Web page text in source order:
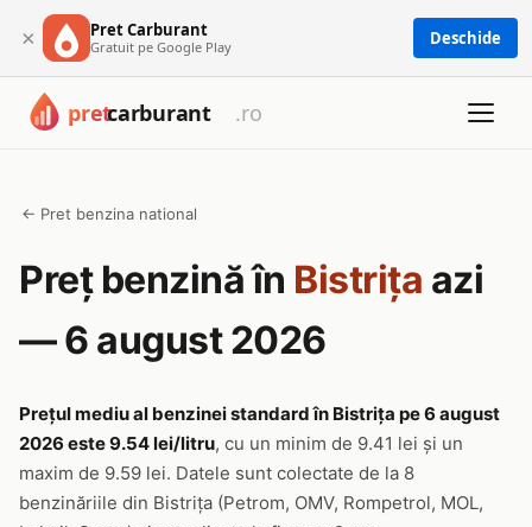
× Pret Carburant
Gratuit pe Google Play Deschide
← Pret benzina national
Preț benzină în Bistriţa azi
— 6 august 2026
Prețul mediu al benzinei standard în Bistriţa pe 6 august
2026 este 9.54 lei/litru, cu un minim de 9.41 lei și un
maxim de 9.59 lei. Datele sunt colectate de la 8
benzinăriile din Bistriţa (Petrom, OMV, Rompetrol, MOL,